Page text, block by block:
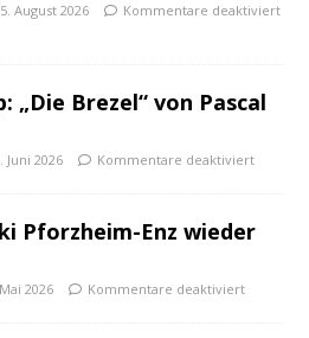
August 2026 Kommentare deaktiviert
„Die Brezel“ von Pascal
Juni 2026 Kommentare deaktiviert
Pforzheim-Enz wieder
2026 Kommentare deaktiviert